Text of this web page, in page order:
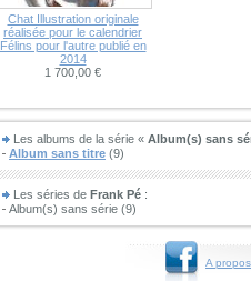
Chat Illustration originale
réalisée pour le calendrier
Félins pour l'autre publié en
2014
1 700,00 €
Les albums de la série « Album(s) sans
Album sans titre (9)
Les séries de Frank Pé :
Album(s) sans série (9)
A